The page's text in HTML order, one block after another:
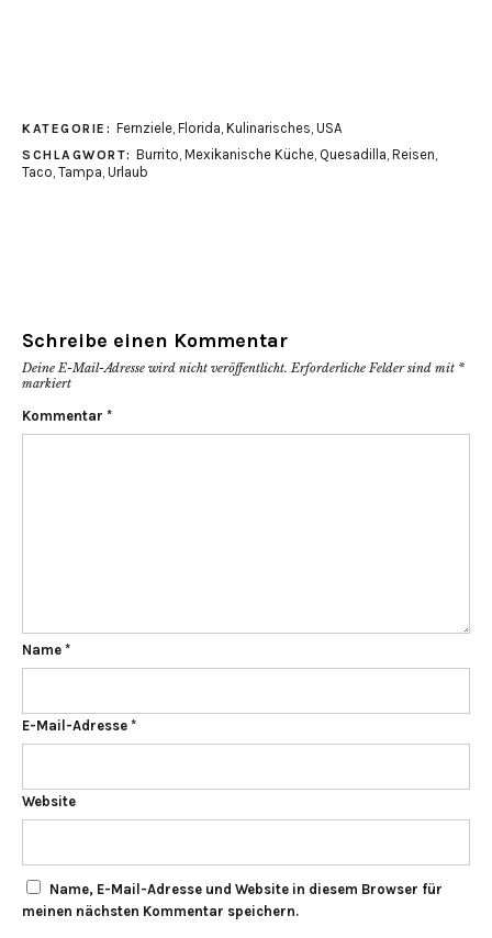
KATEGORIE: Fernziele, Florida, Kulinarisches, USA
SCHLAGWORT: Burrito, Mexikanische Küche, Quesadilla, Reisen,
Taco, Tampa, Urlaub
Schreibe einen Kommentar
Deine E-Mail-Adresse wird nicht veröffentlicht. Erforderliche Felder sind mit *
markiert
Kommentar *
Name *
E-Mail-Adresse *
Website
Name, E-Mail-Adresse und Website in diesem Browser für
meinen nächsten Kommentar speichern.